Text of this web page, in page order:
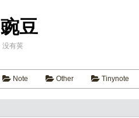
豌豆
没有荚
Note Other Tinynote